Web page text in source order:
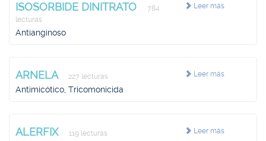
Leer más
ISOSORBIDE DINITRATO
784
lecturas
Antianginoso
Leer más
ARNELA 227 lecturas
Antimicótico, Tricomonicida
Leer más
ALERFIX 119 lecturas